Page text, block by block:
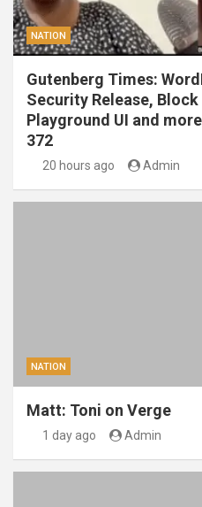
NATION
Gutenberg Times:
Security Release, Block
Playground UI and
372
20 hours ago Admin
NATION
Matt: Toni on Verge
1 day ago Admin